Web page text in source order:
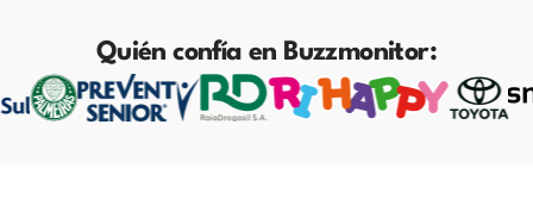
Quién confía en Buzzmonitor: